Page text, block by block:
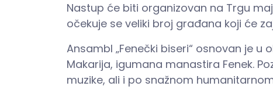
Nastup će biti organizovan na Trgu
očekuje se veliki broj građana koji će
Ansambl „Fenečki biseri“ osnovan je
Makarija, igumana manastira Fenek.
muzike, ali i po snažnom